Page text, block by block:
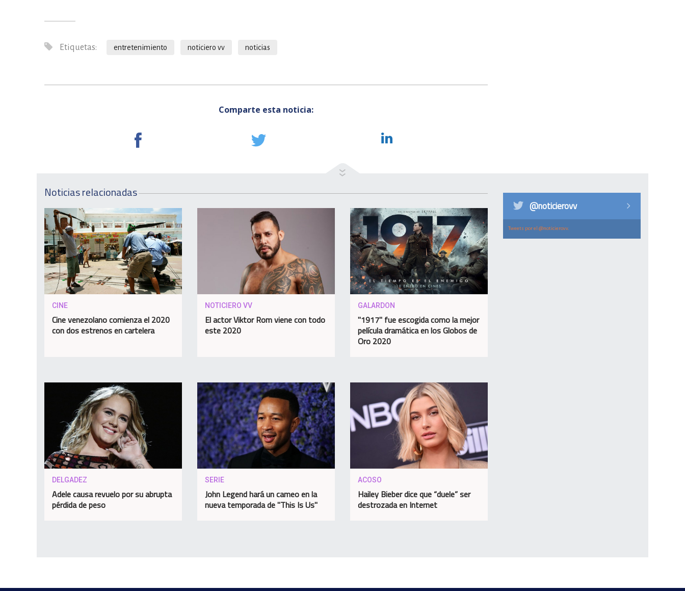
Etiquetas: entretenimiento noticiero vv noticias
Comparte esta noticia:
Noticias relacionadas
CINE
Cine venezolano comienza el 2020
con dos estrenos en cartelera
NOTICIERO VV
El actor Viktor Rom viene con todo
este 2020
GALARDON
"1917" fue escogida como la mejor
película dramática en los Globos de
Oro 2020
DELGADEZ
Adele causa revuelo por su abrupta
pérdida de peso
SERIE
John Legend hará un cameo en la
nueva temporada de "This Is Us"
ACOSO
Hailey Bieber dice que “duele” ser
destrozada en Internet
@noticierovv
Tweets por el @noticierovv.